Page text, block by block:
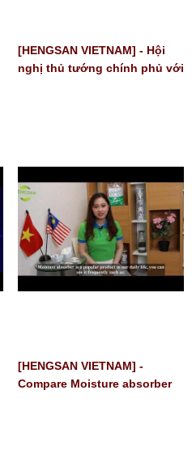
[HENGSAN VIETNAM] - Hội
nghị thủ tướng chính phủ với
[HENGSAN VIETNAM] -
Compare Moisture absorber